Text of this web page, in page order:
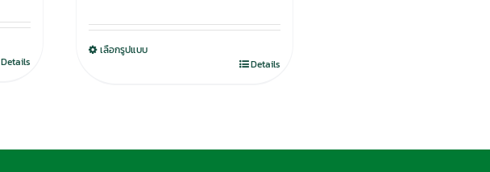
Details
was:
750.00฿.
is:
เลือกรูปแบบ
Details